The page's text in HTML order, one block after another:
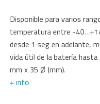
Disponible para varios
temperatura entre -
desde 1 seg en adelante,
vida útil de la batería
mm x 35 Ø (mm).
+ info